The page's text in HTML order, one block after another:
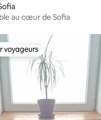
au cœur de Sofia
les plus appréciés
voyageurs